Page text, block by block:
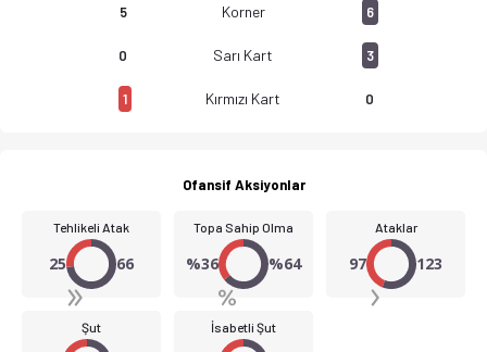
5 Korner 6
0 Sarı Kart 3
1 Kırmızı Kart 0
Ofansif Aksiyonlar
Tehlikeli Atak
25 66
Topa Sahip Olma
%36 %64
Ataklar
97 123
Şut İsabetli Şut